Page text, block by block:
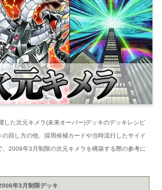
した次元キメラ(未来オーバー)デッキのデッキレシピ
回し方の他、採用候補カードや当時流行したサイド
2006年3月制限の次元キメラを構築する際の参考に
年3月制限デッキ